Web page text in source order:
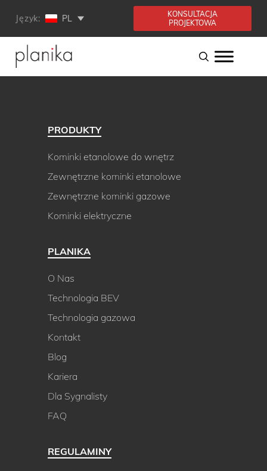
Język: PL
KONSULTACJA
PROJEKTOWA
PRODUKTY
Kominki etanolowe do wnętrz
Zewnętrzne kominki etanolowe
Zewnętrzne kominki gazowe
Kominki elektryczne
PLANIKA
O Nas
Technologia BEV
Technologia gazowa
Kontakt
Blog
Kariera
Dla Sygnalisty
FAQ
REGULAMINY